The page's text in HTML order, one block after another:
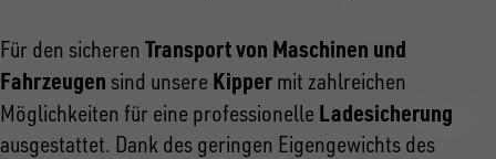
Für den sicheren Transport von Maschinen und
Fahrzeugen sind unsere Kipper mit zahlreichen
Möglichkeiten für eine professionelle Ladesicherung
ausgestattet. Dank des geringen Eigengewichts des